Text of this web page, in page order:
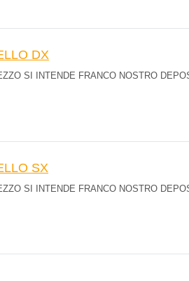
DX
SI INTENDE FRANCO NOSTRO
SX
SI INTENDE FRANCO NOSTRO